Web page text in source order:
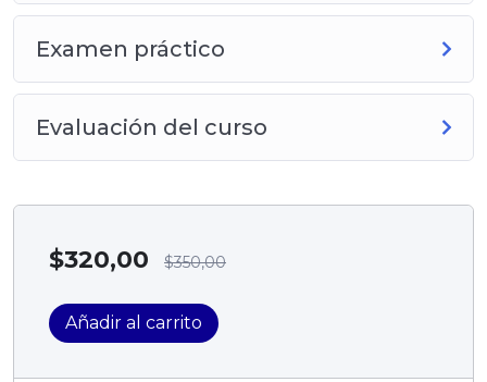
Examen práctico
Evaluación del curso
$320,00 $350,00
Añadir al carrito